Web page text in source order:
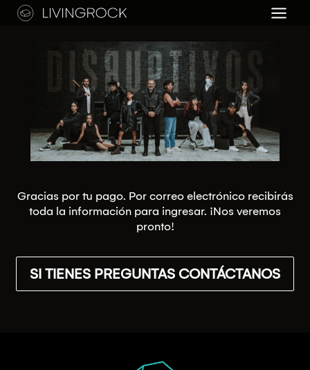
Saltar
contenido
Gracias por tu pago. Por correo electrónico recibirás
toda la información para ingresar. ¡Nos veremos
pronto!
SI TIENES PREGUNTAS CONTÁCTANOS